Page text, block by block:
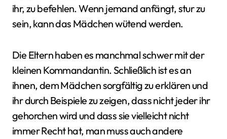
ihr, zu befehlen. Wenn jemand anfängt, stur zu
sein, kann das Mädchen wütend werden.
Die Eltern haben es manchmal schwer mit der
kleinen Kommandantin. Schließlich ist es an
ihnen, dem Mädchen sorgfältig zu erklären und
ihr durch Beispiele zu zeigen, dass nicht jeder ihr
gehorchen wird und dass sie vielleicht nicht
immer Recht hat, man muss auch andere